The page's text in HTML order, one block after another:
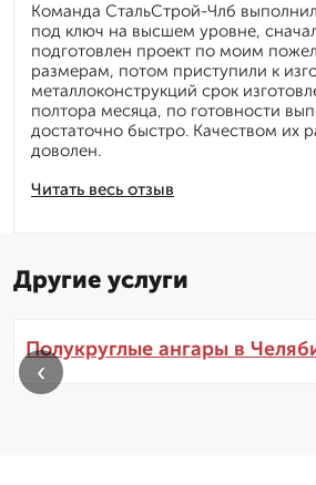
Читать весь отзыв
Команда СтальСтрой-Члб
под ключ на высшем уровне,
подготовлен проект по моим
размерам, потом приступили к
металлоконструкций срок
полтора месяца, по готовности
достаточно быстро. Качеством их
доволен.
Другие услуги
Полукруглые ангары в
‹